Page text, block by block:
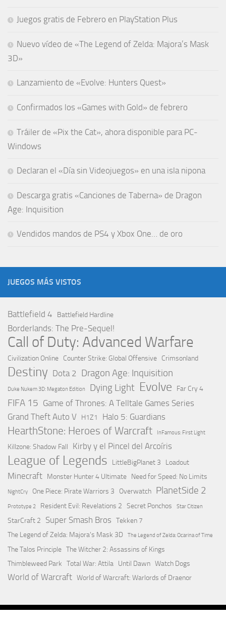
Juegos gratis de Febrero en PlayStation Plus
Nuevo vídeo de «The Legend of Zelda: Majora’s Mask
3D»
Lanzamiento de «Evolve: Hunters Quest»
Confirmados los «Games with Gold» de febrero
Tráiler de «Pix the Cat», ahora disponible para PC-
Windows
Declaran el «Día sin Videojuegos» en una isla nipona
Descarga gratis «Canciones de Taberna» de Dragon
Age: Inquisition
Vendidos mandos de PS4 y Xbox One… de oro
JUEGOS MÁS VISTOS
Battlefield 4 Battlefield Hardline
Borderlands: The Pre-Sequel!
Call of Duty: Advanced Warfare
Civilization Online Counter Strike: Global Offensive Crimsonland
Destiny Dota 2 Dragon Age: Inquisition
Duke Nukem 3D: Megaton Edition Dying Light Evolve Far Cry 4
FIFA 15 Game of Thrones: A Telltale Games Series
Grand Theft Auto V H1Z1 Halo 5: Guardians
HearthStone: Heroes of Warcraft InFamous: First Light
Killzone: Shadow Fall Kirby y el Pincel del Arcoíris
League of Legends LittleBigPlanet 3 Loadout
Minecraft Monster Hunter 4 Ultimate Need for Speed: No Limits
NightCry One Piece: Pirate Warriors 3 Overwatch PlanetSide 2
Prototype 2 Resident Evil: Revelations 2 Secret Ponchos Star Citizen
StarCraft 2 Super Smash Bros Tekken 7
The Legend of Zelda: Majora's Mask 3D
The Legend of Zelda: Ocarina of Time
The Talos Principle The Witcher 2: Assassins of Kings
Thimbleweed Park Total War: Attila Until Dawn Watch Dogs
World of Warcraft World of Warcraft: Warlords of Draenor